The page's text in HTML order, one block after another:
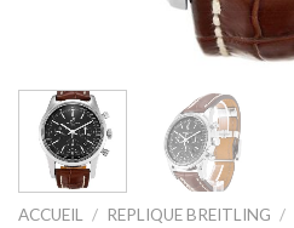
ACCUEIL / REPLIQUE BREITLING /